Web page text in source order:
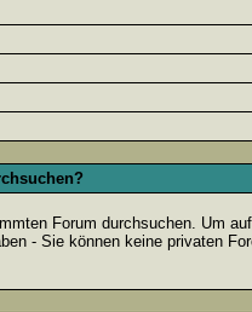
Forum durchsuchen. Um
- Sie können keine privaten